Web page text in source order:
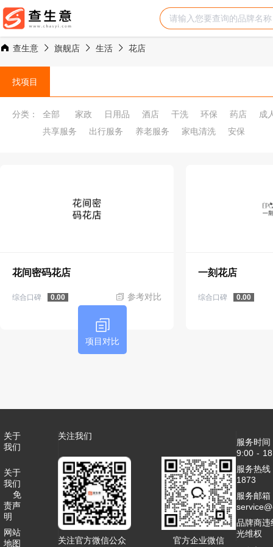
查生意 旗舰店 生活 花店
找项目
分类： 全部 家政 日用品 酒店 干洗 环保 药店
成
共享服务
出行服务 养老服务 家电清洗 安保
花间密码花店
综合口碑 0.00 参考对比
一刻花店
综合口碑 0.00
项目对比
关于
我们
关于
我们
免
责声
明
网站
地图
关注我们
关注官方微信公众
官方企业微信
服务时
9:00 -
服务热
1873
服务邮箱
品牌商违
光维权